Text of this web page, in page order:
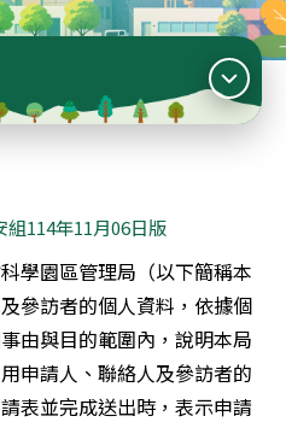
組114年11月06日版
學園區管理局（以下簡稱本
參訪者的個人資料，依據個
由與目的範圍內，說明本局
申請人、聯絡人及參訪者的
表並完成送出時，表示申請